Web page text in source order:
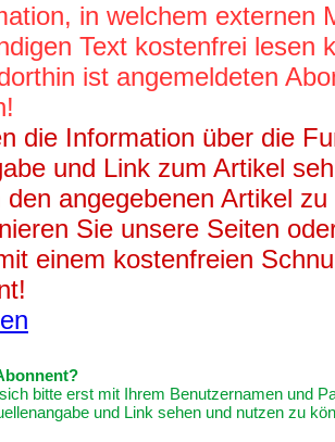
in welchem externen
Text kostenfrei lesen
ist angemeldeten
die Information über die
und Link zum Artikel
angegebenen Artikel zu
Sie unsere Seiten
einem kostenfreien
bitte erst mit Ihrem Benutzernamen und
und Link sehen und nutzen zu